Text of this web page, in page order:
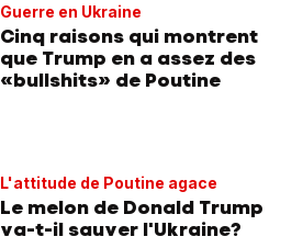
Guerre en Ukraine
Cinq raisons qui montrent
que Trump en a assez des
«bullshits» de Poutine
L'attitude de Poutine agace
Le melon de Donald Trump
va-t-il sauver l'Ukraine?